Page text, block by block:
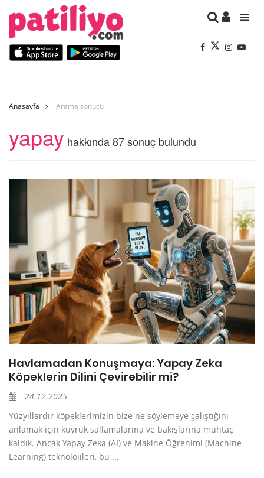
Anasayfa Arama sonucu
yapay hakkında 87 sonuç bulundu
Havlamadan Konuşmaya: Yapay Zeka
Köpeklerin Dilini Çevirebilir mi?
24.12.2025
Yüzyıllardır köpeklerimizin bize ne söylemeye çalıştığını
anlamak için kuyruk sallamalarına ve bakışlarına muhtaç
kaldık. Ancak Yapay Zeka (AI) ve Makine Öğrenimi (Machine
Learning) teknolojileri, bu ...